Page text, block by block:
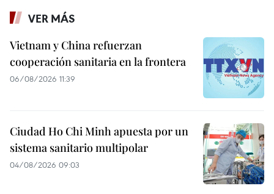
VER MÁS
Vietnam y China refuerzan
cooperación sanitaria en la frontera
06/08/2026 11:39
Ciudad Ho Chi Minh apuesta por un
sistema sanitario multipolar
04/08/2026 09:03